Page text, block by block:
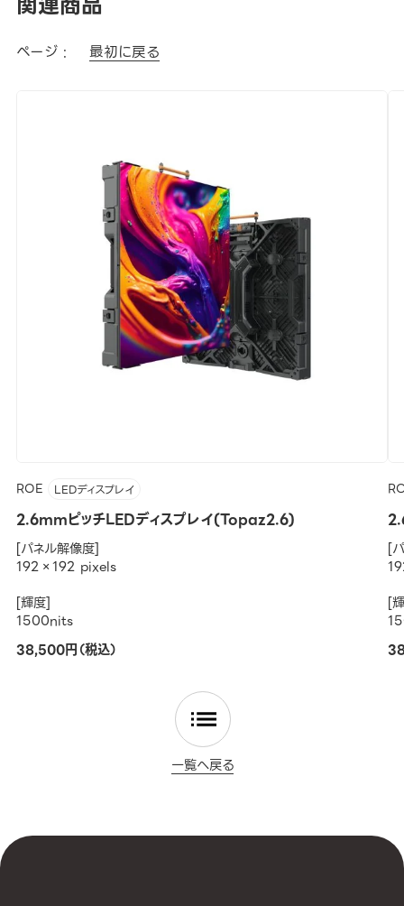
ページ : 最初に戻る
ROE LEDディスプレイ
2.6mmピッチLEDディスプレイ(Topaz2.6)
[パネル解像度]
192×192 pixels
[輝度]
1500nits
38,500円（税込）
[
[
一覧へ戻る